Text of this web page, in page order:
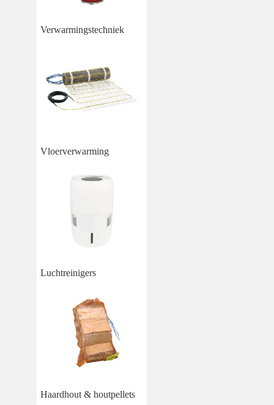
Verwarmingstechniek
Vloerverwarming
Luchtreinigers
Haardhout & houtpellets